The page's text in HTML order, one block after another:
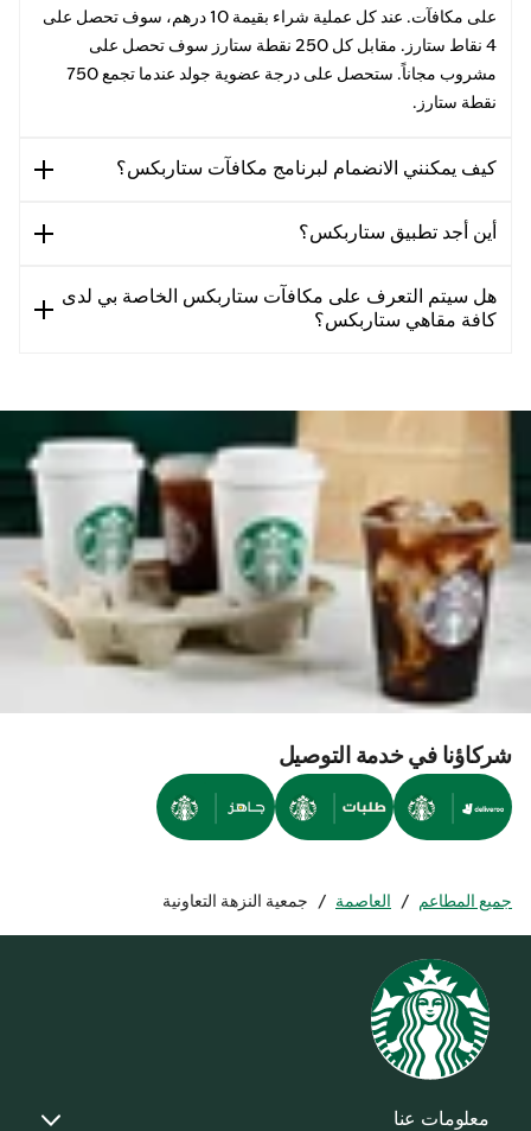
على مكافآت. عند كل عملية شراء بقيمة 10 درهم، سوف تحصل على
4 نقاط ستارز. مقابل كل 250 نقطة ستارز سوف تحصل على
مشروب مجاناً. ستحصل على درجة عضوية جولد عندما تجمع 750
نقطة ستارز.
كيف يمكنني الانضمام لبرنامج مكافآت ستاربكس؟
أين أجد تطبيق ستاربكس؟
هل سيتم التعرف على مكافآت ستاربكس الخاصة بي لدى
كافة مقاهي ستاربكس؟
شركاؤنا في خدمة التوصيل
جميع المطاعم / العاصمة / جمعية النزهة التعاونية
معلومات عنا